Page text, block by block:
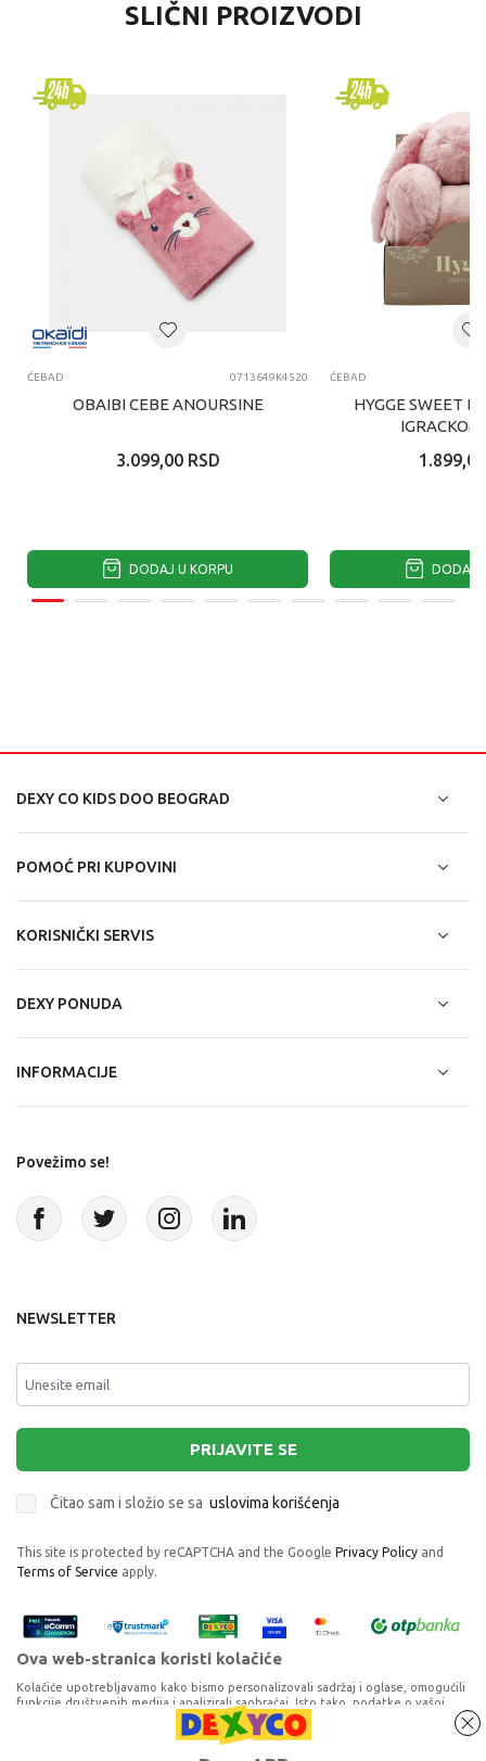
SLIČNI PROIZVODI
ĆEBAD 0713649K4520
OBAIBI CEBE ANOURSINE
3.099,00 RSD
DODAJ U KORPU
ĆEBAD
HYGGE SWEET
1.899,00
DODAJ
HYGGE IGRACKA ZA UTEHU DUCK LIGHT
DEXY CO KIDS DOO BEOGRAD
POMOĆ PRI KUPOVINI
KORISNIČKI SERVIS
DEXY PONUDA
INFORMACIJE
Povežimo se!
NEWSLETTER
PRIJAVITE SE
Čitao sam i složio se sa uslovima korišćenja
This site is protected by reCAPTCHA and the Google Privacy Policy and
Terms of Service apply.
Ova web-stranica koristi kolačiće
Kolačiće upotrebljavamo kako bismo personalizovali sadržaj i oglase, omogućili
funkcije društvenih medija i analizirali saobraćaj. Isto tako, podatke o vašoj
upotrebi naše web-lokacije delimo s partnerima za društvene medije,
oglašavanje i analizu, a oni ih mogu kombinovati s drugim podacima koje ste im
pružili ili koje su prikupili dok ste upotrebljavali njihove usluge. Nastavkom